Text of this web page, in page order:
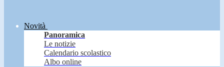
Novità
Panoramica
Le notizie
Calendario scolastico
Albo online